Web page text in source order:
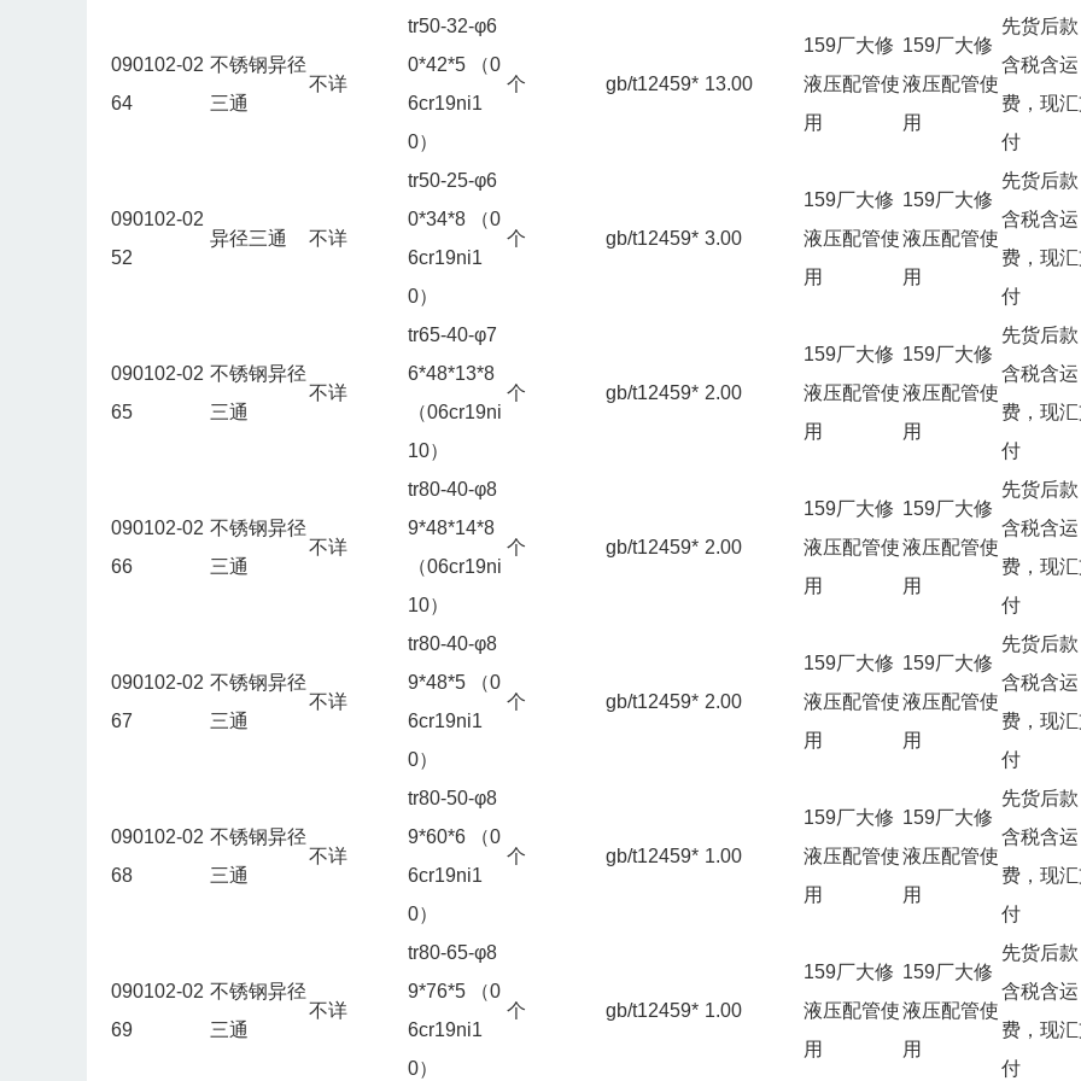
090102-02
64
不锈钢异径
三通
不详
tr50-32-φ6
0*42*5 （0
6cr19ni1
0）
个 gb/t12459* 13.00
159厂大修
液压配管使
用
159厂大修
液压配管使
用
先货后款
含税含运
费，现
付
090102-02
52
异径三通 不详
tr50-25-φ6
0*34*8 （0
6cr19ni1
0）
个 gb/t12459* 3.00
159厂大修
液压配管使
用
159厂大修
液压配管使
用
先货后款
含税含运
费，现
付
090102-02
65
不锈钢异径
三通
不详
tr65-40-φ7
6*48*13*8
（06cr19ni
10）
个 gb/t12459* 2.00
159厂大修
液压配管使
用
159厂大修
液压配管使
用
先货后款
含税含运
费，现
付
090102-02
66
不锈钢异径
三通
不详
tr80-40-φ8
9*48*14*8
（06cr19ni
10）
个 gb/t12459* 2.00
159厂大修
液压配管使
用
159厂大修
液压配管使
用
先货后款
含税含运
费，现
付
090102-02
67
不锈钢异径
三通
不详
tr80-40-φ8
9*48*5 （0
6cr19ni1
0）
个 gb/t12459* 2.00
159厂大修
液压配管使
用
159厂大修
液压配管使
用
先货后款
含税含运
费，现
付
090102-02
68
不锈钢异径
三通
不详
tr80-50-φ8
9*60*6 （0
6cr19ni1
0）
个 gb/t12459* 1.00
159厂大修
液压配管使
用
159厂大修
液压配管使
用
先货后款
含税含运
费，现
付
090102-02
69
不锈钢异径
三通
不详
tr80-65-φ8
9*76*5 （0
6cr19ni1
0）
个 gb/t12459* 1.00
159厂大修
液压配管使
用
159厂大修
液压配管使
用
先货后款
含税含运
费，现
付